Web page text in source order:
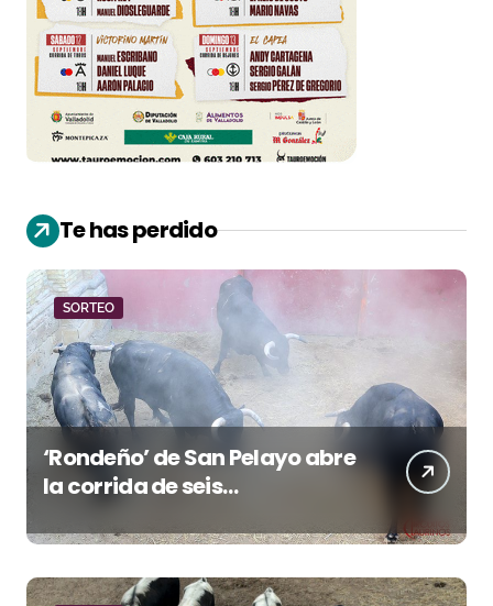
Te has perdido
SORTEO
‘Rondeño’ de San Pelayo abre
la corrida de seis
rejoneadores en El Puerto de
Santa María esta noche